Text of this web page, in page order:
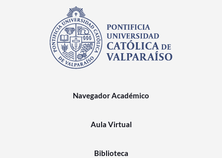
Navegador Académico
Aula Virtual
Biblioteca